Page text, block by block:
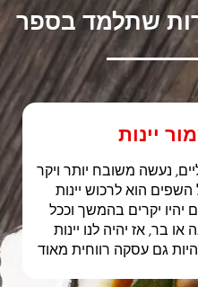
שתלמד בספר
נעשה משובח יותר ויקר
הוא לרכוש יינות
יהיו יקרים בהמשך וככל
בר, אז יהיה לנו יינות
גם עסקה רווחית מאוד